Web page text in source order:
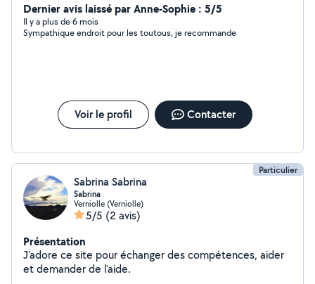
sais m'adapter et j'aime le travail bien fait . N'hésitez pas
à me contacter
Dernier avis laissé par Anne-Sophie : 5/5
Il y a plus de 6 mois
Sympathique endroit pour les toutous, je recommande
Voir le profil Contacter
Particulier
Sabrina Sabrina
Sabrina
Verniolle (Verniolle)
5/5 (2 avis)
Présentation
J'adore ce site pour échanger des compétences, aider
et demander de l'aide.